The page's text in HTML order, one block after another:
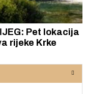
Pet lokacija
rijeke Krke